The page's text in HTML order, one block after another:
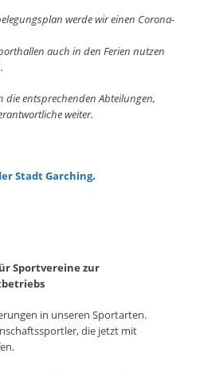
werde wir einen Corona-
auch in den Ferien nutzen
die entsprechenden Abteilungen,
weiter.
Stadt Garching.
Sportvereine zur
in unseren Sportarten.
die jetzt mit